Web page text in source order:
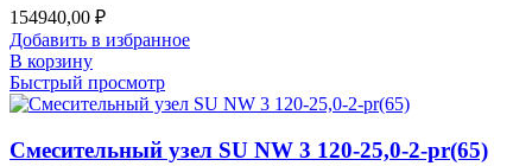
154940,00 ₽
Добавить в избранное
В корзину
Быстрый просмотр
Смесительный узел SU NW 3 120-25,0-2-pr(65)